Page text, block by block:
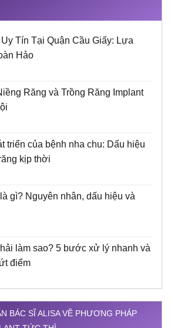
Tín Tại Quận Cầu Giấy: Lựa
Hảo
Răng và Trồng Răng Implant
triển của bệnh nha chu: Dấu hiệu
kịp thời
gì? Nguyên nhân, dấu hiệu và
làm sao? 5 bước xử lý nhanh và
điểm
BÁC SĨ ALISA VỀ PHƯƠNG PHÁP